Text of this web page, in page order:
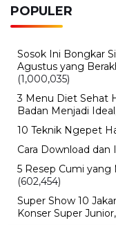
POPULER
Sosok Ini Bongkar
Agustus yang
(1,000,035)
3 Menu Diet Sehat
Badan Menjadi
10 Teknik Ngepet
Cara Download dan
5 Resep Cumi
(602,454)
Super Show 10
Konser Super